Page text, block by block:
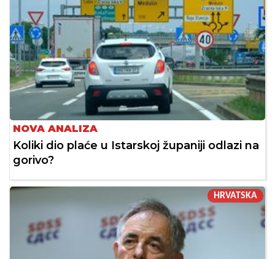
NOVA ANALIZA
Koliki dio plaće u Istarskoj županiji odlazi na
gorivo?
HRVATSKA